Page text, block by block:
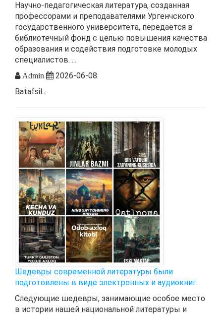
Научно-педагогическая литература, созданная
профессорами и преподавателями Ургенчского
государственного университета, передается в
библиотечный фонд с целью повышения качества
образования и содействия подготовке молодых
специалистов. ...
Admin
2026-06-08.
Batafsil...
Шедевры современной литературы были
подготовлены в виде электронных и аудиокниг.
Следующие шедевры, занимающие особое место
в истории нашей национальной литературы и